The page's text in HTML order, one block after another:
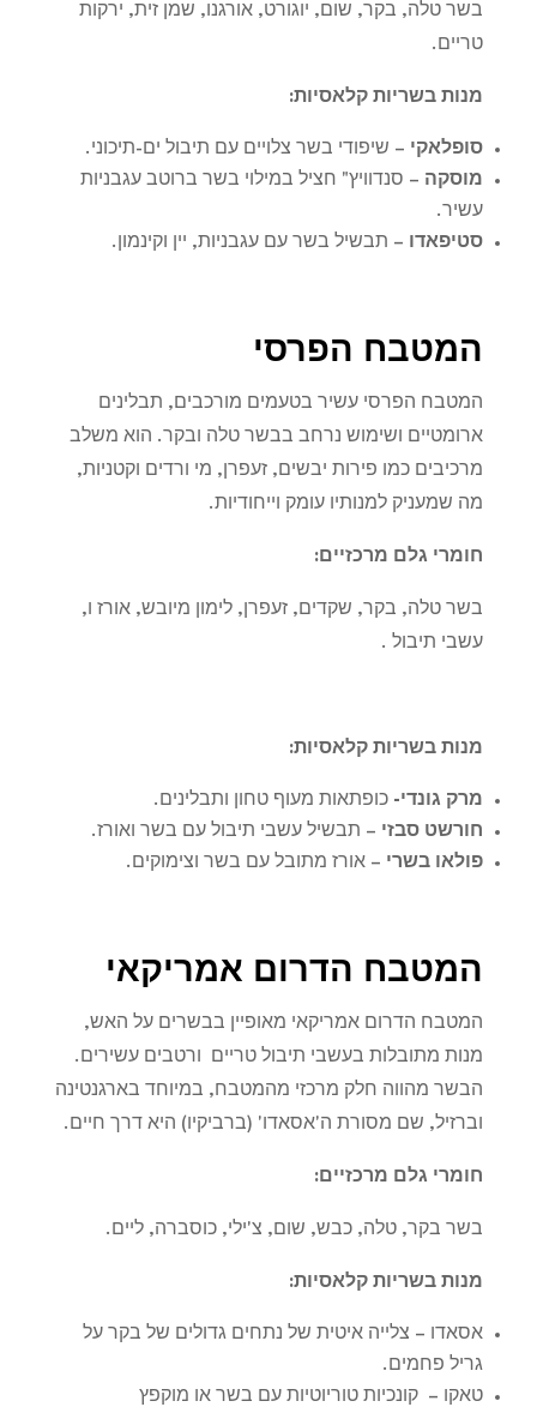
בשר טלה, בקר, שום, יוגורט, אורגנו, שמן זית, ירקות
טריים .
מנות בשריות קלאסיות:
סופלאקי – שיפודי בשר צלויים עם תיבול ים-תיכוני .
מוסקה – סנדוויץ" חציל במילוי בשר ברוטב עגבניות
עשיר.
סטיפאדו
– תבשיל בשר עם עגבניות, יין וקינמון .
המטבח הפרסי
המטבח הפרסי עשיר בטעמים מורכבים, תבלינים
ארומטיים ושימוש נרחב בבשר טלה ובקר. הוא משלב
מרכיבים כמו פירות יבשים, זעפרן, מי ורדים וקטניות,
מה שמעניק למנותיו עומק וייחודיות.
חומרי גלם מרכזיים :
בשר טלה, בקר, שקדים, זעפרן, לימון מיובש, אורז ו,
עשבי תיבול .
מנות בשריות קלאסיות:
מרק גונדי- כופתאות מעוף טחון ותבלינים.
חורשט סבזי – תבשיל עשבי תיבול עם בשר ואורז.
פולאו בשרי – אורז מתובל עם בשר וצימוקים .
המטבח הדרום אמריקאי
המטבח הדרום אמריקאי מאופיין בבשרים על האש,
מנות מתובלות בעשבי תיבול טריים ורטבים עשירים.
הבשר מהווה חלק מרכזי מהמטבח, במיוחד בארגנטינה
וברזיל, שם מסורת ה'אסאדו' (ברביקיו) היא דרך חיים .
חומרי גלם מרכזיים :
בשר בקר, טלה, כבש, שום, צ'ילי, כוסברה, ליים .
מנות בשריות קלאסיות:
אסאדו – צלייה איטית של נתחים גדולים של בקר על
גריל פחמים .
טאקו – קונכיות טוריוטיות עם בשר או מוקפץ